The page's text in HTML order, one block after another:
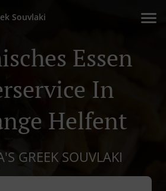
Souvlaki
Essen
In
Helfent
GREEK SOUVLAKI